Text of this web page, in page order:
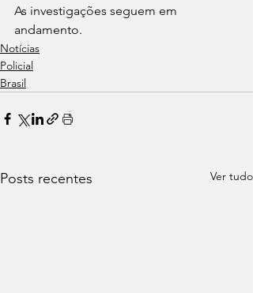
As investigações seguem em
andamento.
Notícias
Policial
Brasil
Posts recentes Ver tudo